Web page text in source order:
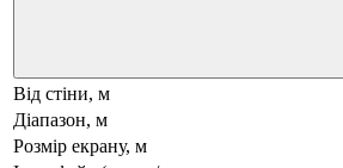
Від стіни, м
Діапазон, м
Розмір екрану, м